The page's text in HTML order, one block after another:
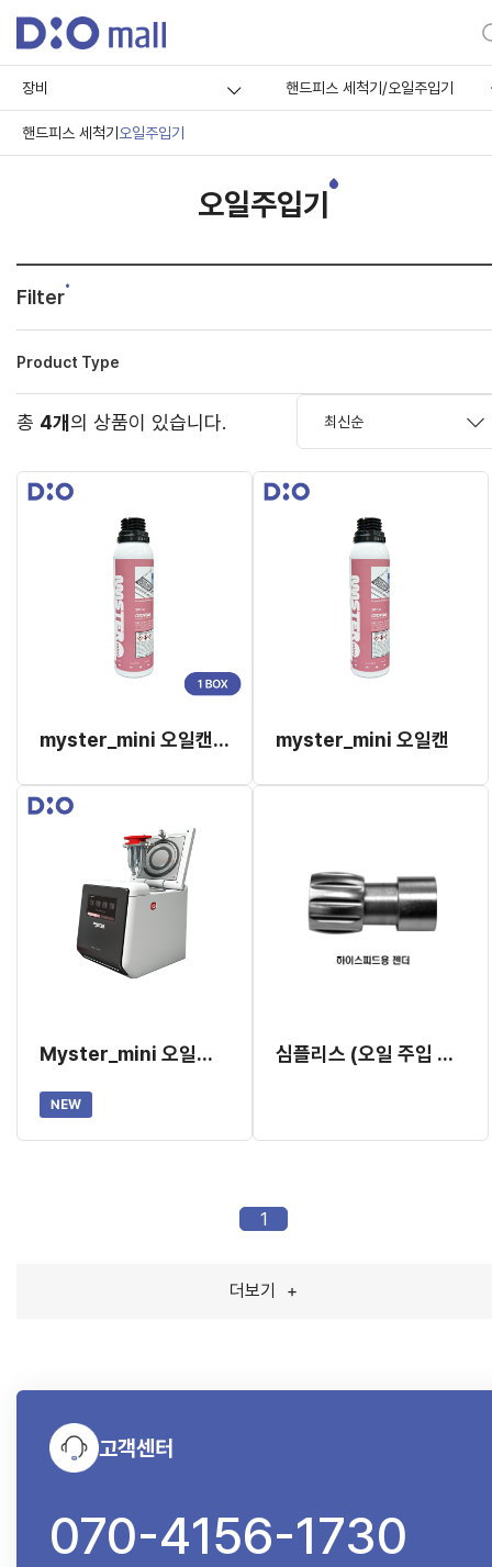
장비 핸드피스 세척기/오일주입기
핸드피스 세척기 오일주입기
오일주입기
Filter
Product Type
총 4개의 상품이 있습니다.
myster_mini 오일캔(1BOX) myster_mini 오일캔
Myster_mini 오일주입형 핸드피스 멸균기
NEW
심플리스 (오일 주입 시스템) 젠더
1
더보기 +
고객센터
070-4156-1730